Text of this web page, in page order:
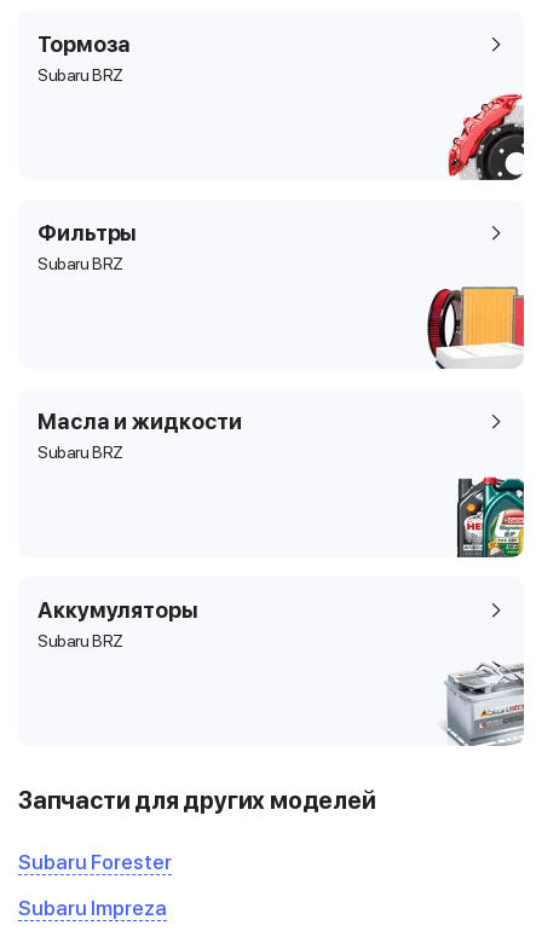
Тормоза
Subaru BRZ
Фильтры
Subaru BRZ
Масла и жидкости
Subaru BRZ
Аккумуляторы
Subaru BRZ
Запчасти для других моделей
Subaru Forester
Subaru Impreza